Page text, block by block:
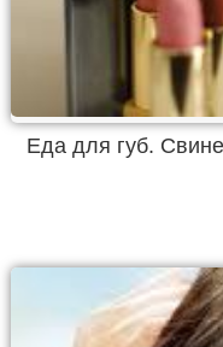
Еда для губ.